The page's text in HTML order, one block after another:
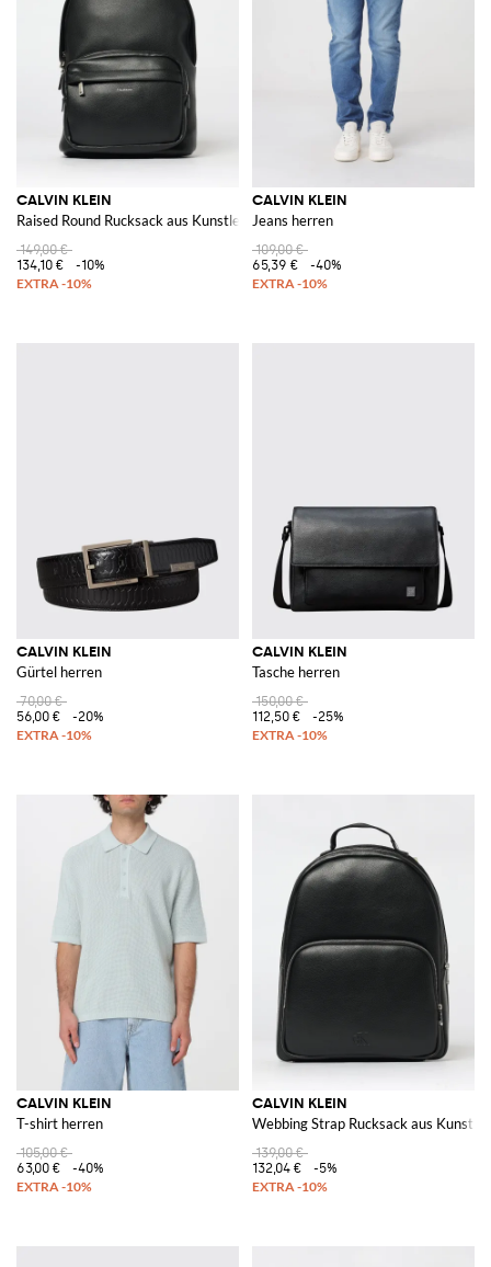
Mannes ausdrücken.
Lass auch du dich von der Ausdrucks-Stärke Calvin Klein signiert erobern
und kaufe seine ikonischsten Kleider online auf Giglio.com mit
kostenlosem Versand.
Alles anzeigen
CALVIN KLEIN
CALVIN KLEIN
Raised Round Rucksack aus Kunstleder
149,00 €
134,10 €
-10%
CALVIN KLEIN
Jeans herren
109,00 €
65,39 €
-40%
CALVIN KLEIN
Gürtel herren
70,00 €
56,00 €
-20%
CALVIN KLEIN
Tasche herren
150,00 €
112,50 €
-25%
CALVIN KLEIN
T-shirt herren
105,00 €
63,00 €
-40%
CALVIN KLEIN
Webbing Strap Rucksack aus
139,00 €
132,04 €
-5%